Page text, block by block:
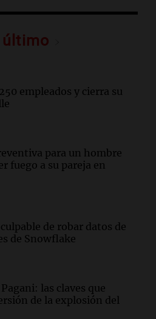
último
empleados y cierra su
para un hombre
fuego a su pareja en
de robar datos de
de Snowflake
las claves que
de la explosión del